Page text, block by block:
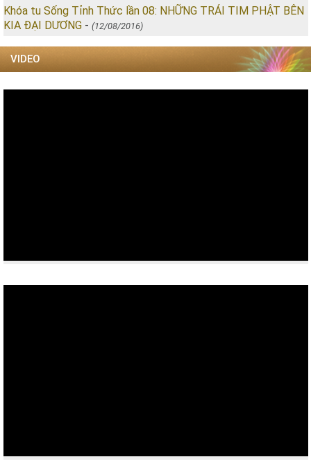
Khóa tu Sống Tỉnh Thức lần 08: NHỮNG TRÁI TIM PHẬT BÊN
KIA ĐẠI DƯƠNG - (12/08/2016)
VIDEO